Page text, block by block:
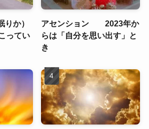
か）
ってい
アセンション 2023年か
らは「自分を思い出す」と
き